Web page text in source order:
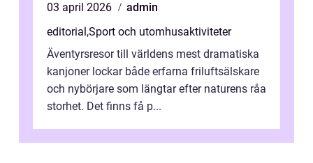
03 april 2026
admin
editorial,Sport och utomhusaktiviteter
Äventyrsresor till världens mest dramatiska
kanjoner lockar både erfarna friluftsälskare
och nybörjare som längtar efter naturens råa
storhet. Det finns få p...